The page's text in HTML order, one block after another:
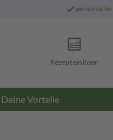
persönliche
Rezept einlösen
Deine Vorteile